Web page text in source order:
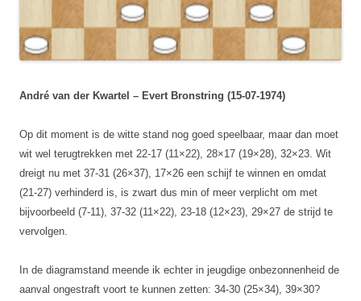
André van der Kwartel – Evert Bronstring (15-07-1974)
Op dit moment is de witte stand nog goed speelbaar, maar dan moet
wit wel terugtrekken met 22-17 (11×22), 28×17 (19×28), 32×23. Wit
dreigt nu met 37-31 (26×37), 17×26 een schijf te winnen en omdat
(21-27) verhinderd is, is zwart dus min of meer verplicht om met
bijvoorbeeld (7-11), 37-32 (11×22), 23-18 (12×23), 29×27 de strijd te
vervolgen.
In de diagramstand meende ik echter in jeugdige onbezonnenheid de
aanval ongestraft voort te kunnen zetten: 34-30 (25×34), 39×30?